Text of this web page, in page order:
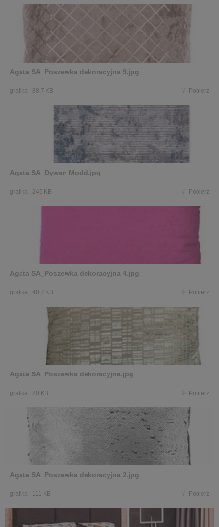
Agata SA_Poszewka dekoracyjna 9.jpg
grafika | 88,7 KB Pobierz
Agata SA_Dywan Modd.jpg
grafika | 245 KB Pobierz
Agata SA_Poszewka dekoracyjna 4.jpg
grafika | 40,7 KB Pobierz
Agata SA_Poszewka dekoracyjna.jpg
grafika | 80 KB Pobierz
Agata SA_Poszewka dekoracyjna 2.jpg
grafika | 111 KB Pobierz